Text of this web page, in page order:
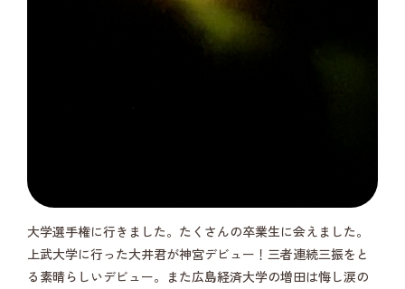
大学選手権に行きました。たくさんの卒業生に会えました。
上武大学に行った大井君が神宮デビュー！三者連続三振をと
る素晴らしいデビュー。また広島経済大学の増田は悔し涙の